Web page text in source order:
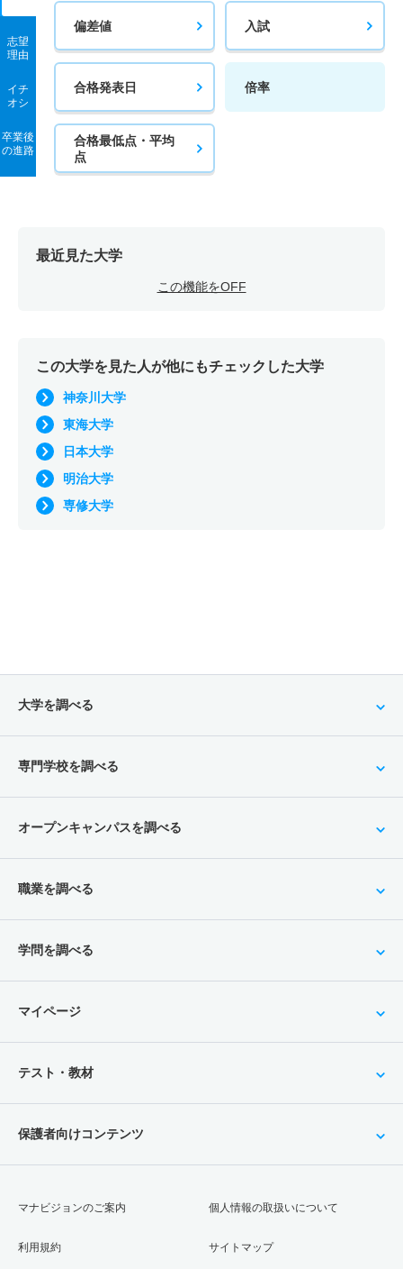
志望
理由
イチ
オシ
卒業後
の進路
偏差値 入試
合格発表日 倍率
合格最低点・平均
点
最近見た大学
この機能をOFF
この大学を見た人が他にもチェックした大学
神奈川大学
東海大学
日本大学
明治大学
専修大学
大学を調べる
専門学校を調べる
オープンキャンパスを調べる
職業を調べる
学問を調べる
マイページ
テスト・教材
保護者向けコンテンツ
マナビジョンのご案内
利用規約
個人情報の取扱いについて
サイトマップ